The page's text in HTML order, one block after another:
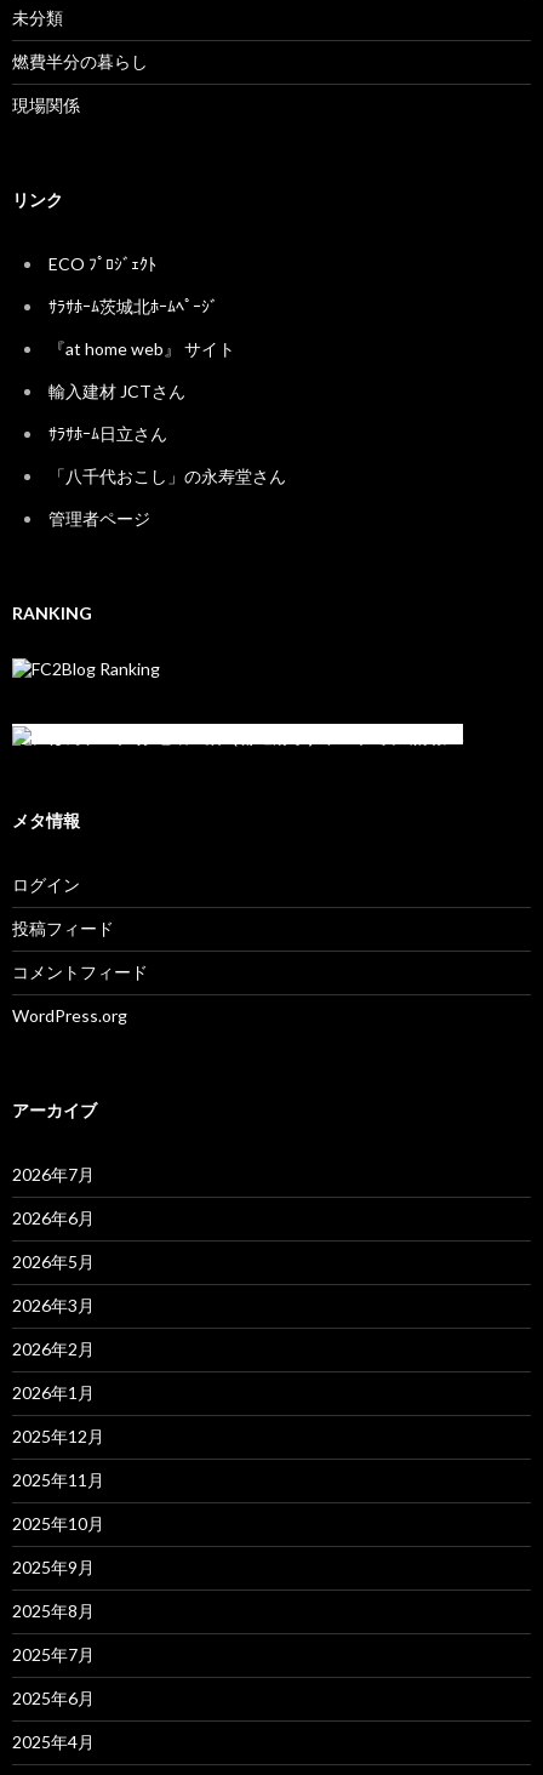
未分類
燃費半分の暮らし
現場関係
リンク
ECO ﾌﾟﾛｼﾞｪｸﾄ
ｻﾗｻﾎｰﾑ茨城北ﾎｰﾑﾍﾟｰｼﾞ
『at home web』 サイト
輸入建材 JCTさん
ｻﾗｻﾎｰﾑ日立さん
「八千代おこし」の永寿堂さん
管理者ページ
RANKING
メタ情報
ログイン
投稿フィード
コメントフィード
WordPress.org
アーカイブ
2026年7月
2026年6月
2026年5月
2026年3月
2026年2月
2026年1月
2025年12月
2025年11月
2025年10月
2025年9月
2025年8月
2025年7月
2025年6月
2025年4月